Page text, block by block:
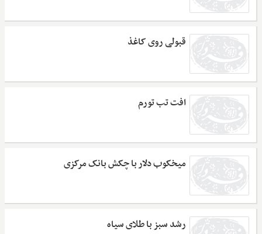
قبولی روی کاغذ
افت تب تورم
میخکوب دلار با چکش بانک مرکزی
رشد سبز با طلای سیاه